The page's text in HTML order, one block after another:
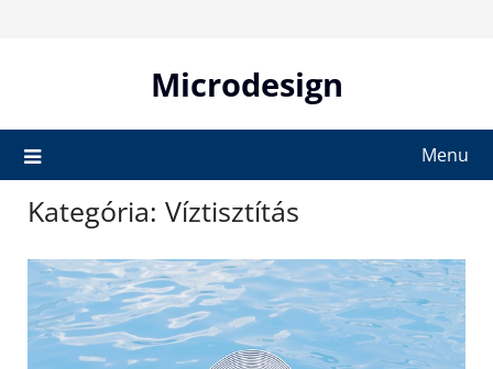
Microdesign
Menu
Kategória: Víztisztítás